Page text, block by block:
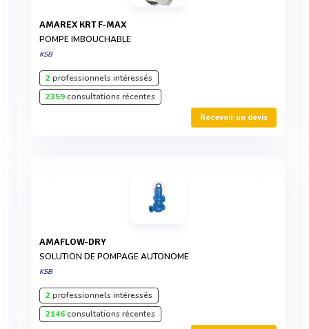
AMAREX KRT F-MAX
POMPE IMBOUCHABLE
KSB
2professionnels intéressés
2359consultations récentes
Recevoir un devis
AMAFLOW-DRY
SOLUTION DE POMPAGE AUTONOME
KSB
2professionnels intéressés
2146consultations récentes